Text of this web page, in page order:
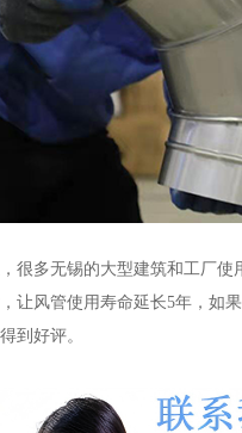
很多无锡的大型建筑和工厂
让风管使用寿命延长5年，如
到好评。